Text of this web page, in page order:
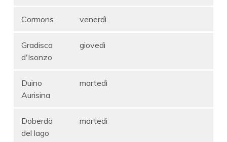
Cormons venerdì
Gradisca
d'Isonzo
giovedì
Duino
Aurisina
martedì
Doberdò
del lago
martedì